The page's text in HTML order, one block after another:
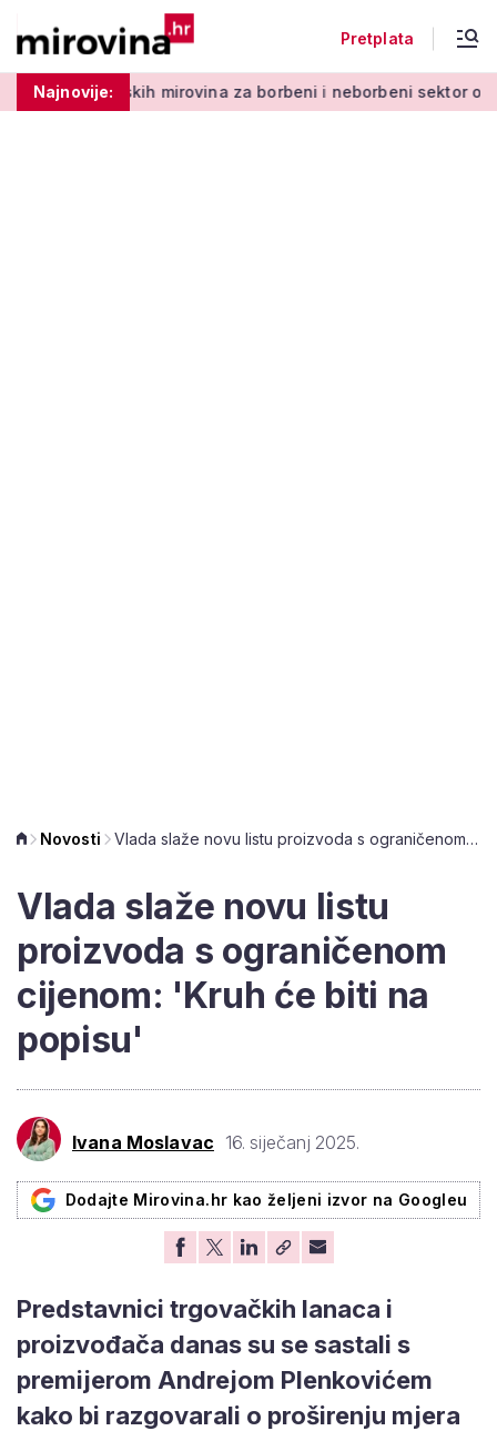
Pretplata
Najnovije:
mirovina za borbeni i neborbeni sektor od početka 2027.
Novosti Vlada slaže novu listu proizvoda s ograničenom cijenom: 'Kruh će biti na popisu'
Vlada slaže novu listu
proizvoda s ograničenom
cijenom: 'Kruh će biti na
popisu'
Ivana Moslavac 16. siječanj 2025.
Dodajte Mirovina.hr kao željeni izvor na Googleu
Predstavnici trgovačkih lanaca i
proizvođača danas su se sastali s
premijerom Andrejom Plenkovićem
kako bi razgovarali o proširenju mjera